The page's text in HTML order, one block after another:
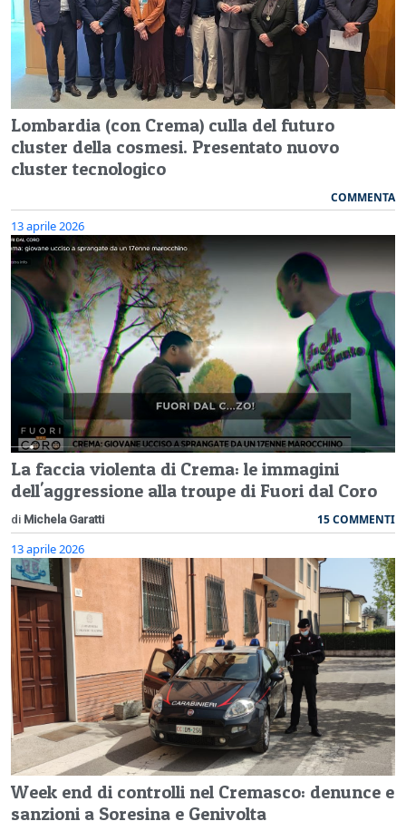
Lombardia (con Crema) culla del futuro
cluster della cosmesi. Presentato nuovo
cluster tecnologico
COMMENTA
13 aprile 2026
La faccia violenta di Crema: le immagini
dell'aggressione alla troupe di Fuori dal Coro
di Michela Garatti 15 COMMENTI
13 aprile 2026
Week end di controlli nel Cremasco: denunce e
sanzioni a Soresina e Genivolta